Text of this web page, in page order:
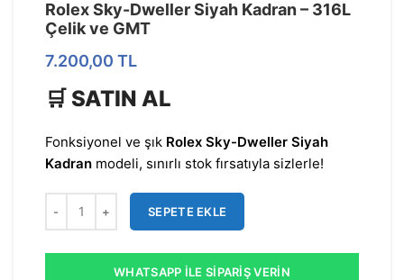
Rolex Sky-Dweller Siyah Kadran – 316L
Çelik ve GMT
7.200,00 TL
🛒 SATIN AL
Fonksiyonel ve şık Rolex Sky-Dweller Siyah
Kadran modeli, sınırlı stok fırsatıyla sizlerle!
SEPETE EKLE
WHATSAPP İLE SIPARIŞ VERIN